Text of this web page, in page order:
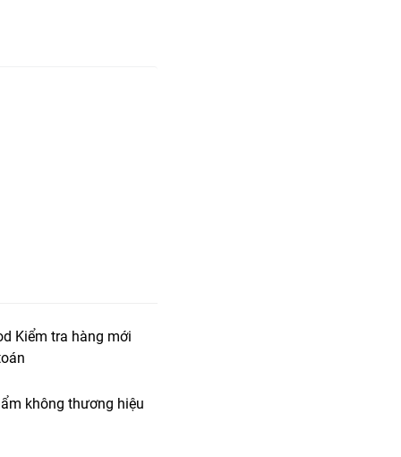
Kiểm tra hàng mới
không thương hiệu